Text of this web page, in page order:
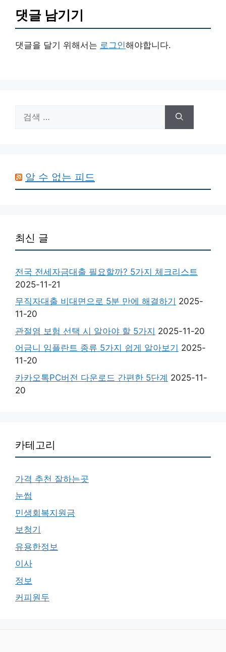
댓글 남기기
댓글을 달기 위해서는 로그인해야합니다.
색:
알 수 없는 피드
최신 글
전국 전세자금대출 필요할까? 5가지 체크리스트
2025-11-21
무직자대출 비대면으로 5분 만에 해결하기 2025-
11-20
관절염 보험 선택 시 알아야 할 5가지 2025-11-20
어금니 임플란트 종류 5가지 쉽게 알아보기 2025-
11-20
카카오톡PC버전 다운로드 간편한 5단계 2025-11-
20
카테고리
가격 추천 잘하는곳
눈썹
민생회복지원금
보청기
유용한정보
이사
정보
커피원두